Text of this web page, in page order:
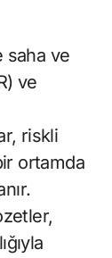
saha ve
ve
riskli
ortamda